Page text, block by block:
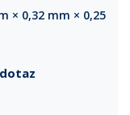
× 0,32 mm × 0,25